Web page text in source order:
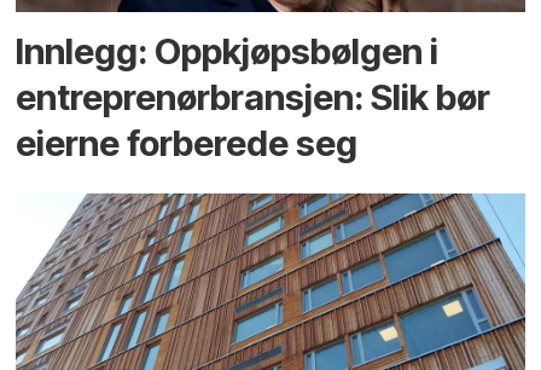
Innlegg: Oppkjøps­bølgen i
entreprenør­bransjen: Slik bør
eierne forberede seg